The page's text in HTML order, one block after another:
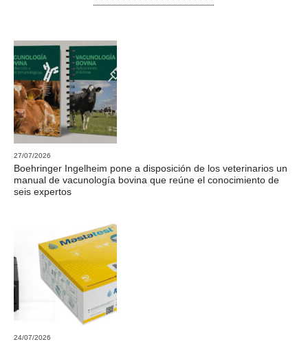
27/07/2026
Boehringer Ingelheim pone a disposición de los veterinarios un
manual de vacunología bovina que reúne el conocimiento de
seis expertos
24/07/2026